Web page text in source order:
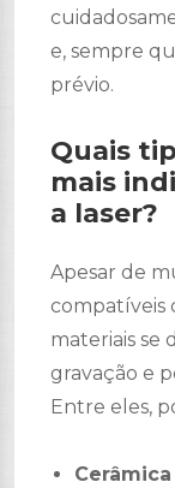
e, sempre
prévio.
Quais
mais
a laser?
Apesar de
compatíveis
materiais se
gravação e
Entre eles,